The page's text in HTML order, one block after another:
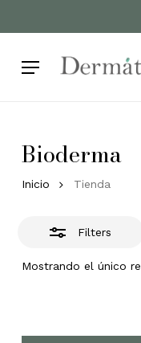
to
content
Menu
Cart
Bioderma
Inicio Tienda
Filters
Mostrando el único